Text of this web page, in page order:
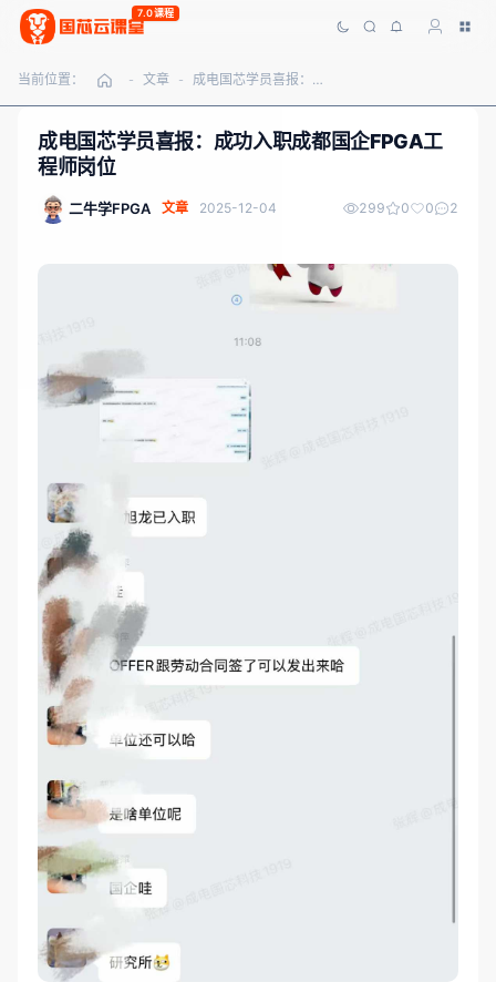
7.0课程
当前位置： - 文章 - 成电国芯学员喜报：成功入职成都国企FPGA工程师岗位
成电国芯学员喜报：成功入职成都国企FPGA工
程师岗位
二牛学FPGA 文章 2025-12-04 299 0 0 2